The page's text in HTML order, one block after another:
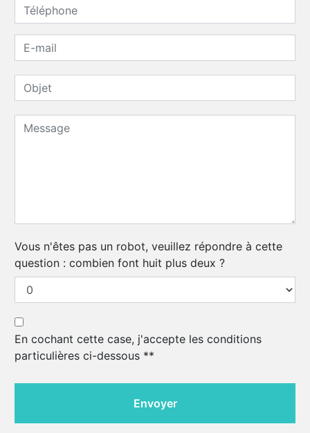
Vous n'êtes pas un robot, veuillez répondre à cette
question : combien font huit plus deux ?
En cochant cette case, j'accepte les conditions
particulières ci-dessous **
Envoyer